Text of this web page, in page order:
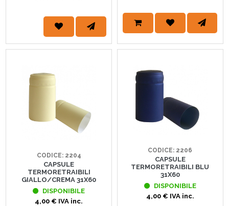
CODICE: 2204
CAPSULE
TERMORETRAIBILI
GIALLO/CREMA 31X60
DISPONIBILE
4,00 € IVA inc.
CODICE: 2206
CAPSULE
TERMORETRAIBILI BLU
31X60
DISPONIBILE
4,00 € IVA inc.